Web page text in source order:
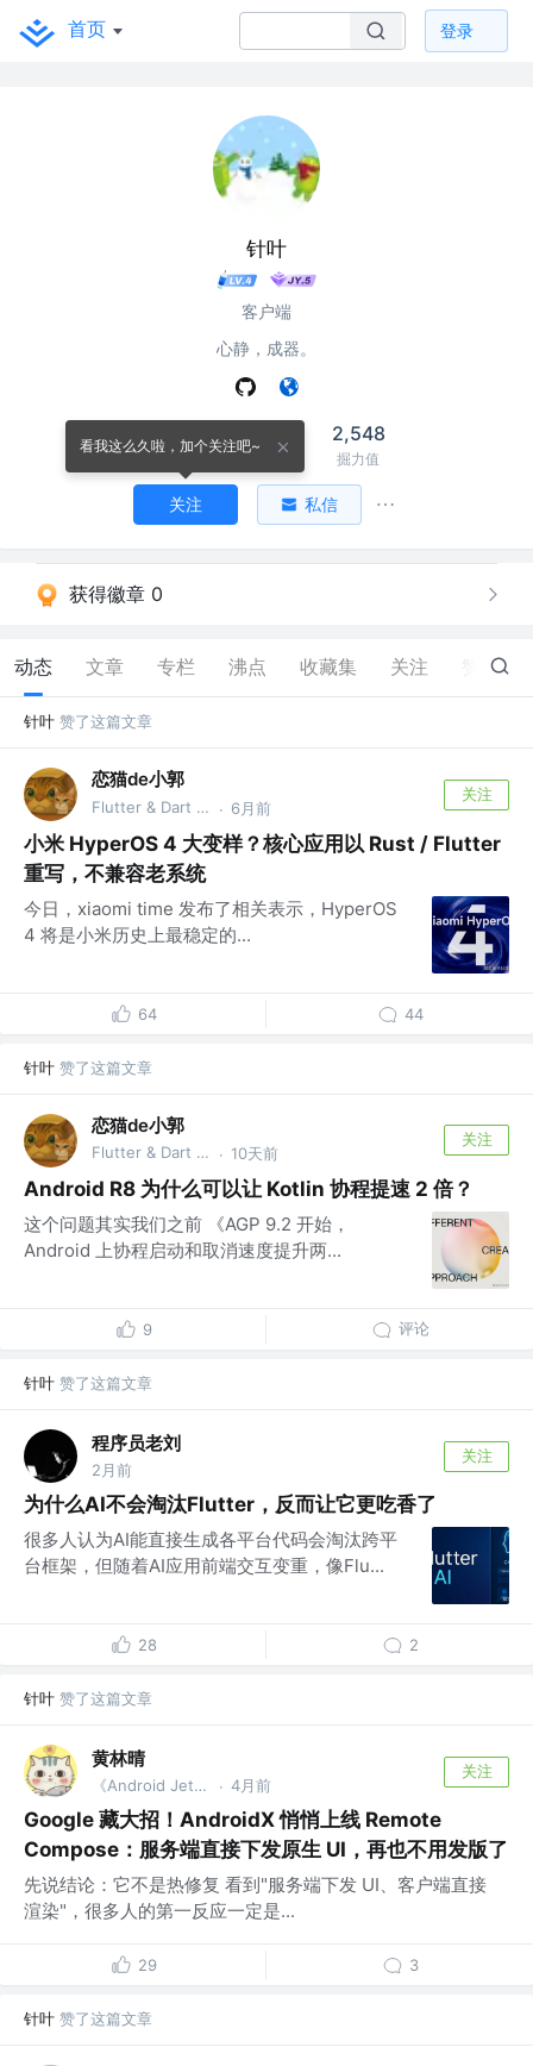
首页 登录
针叶
客户端
心静，成器。
45
关注 关注者
2,548
掘力值
看我这么久啦，加个关注吧~
关注 私信
获得徽章 0
动态 文章 专栏 沸点 收藏集 关注 1.1K
针叶 赞了这篇文章
恋猫de小郭
Flutter & Dart GDE @🏆 掘金签约作者 · 6月前
关注
小米 HyperOS 4 大变样？核心应用以 Rust / Flutter
重写，不兼容老系统
今日，xiaomi time 发布了相关表示，HyperOS
4 将是小米历史上最稳定的...
64 44
针叶 赞了这篇文章
恋猫de小郭
Flutter & Dart GDE @🏆 掘金签约作者 · 10天前
关注
Android R8 为什么可以让 Kotlin 协程提速 2 倍？
这个问题其实我们之前 《AGP 9.2 开始，
Android 上协程启动和取消速度提升两...
9 评论
针叶 赞了这篇文章
程序员老刘
2月前
关注
为什么AI不会淘汰Flutter，反而让它更吃香了
很多人认为AI能直接生成各平台代码会淘汰跨平
台框架，但随着AI应用前端交互变重，像Flu...
28 2
针叶 赞了这篇文章
黄林晴
《Android Jetpack开发：原理解析与应用实战》作者 · 4月前
关注
Google 藏大招！AndroidX 悄悄上线 Remote
Compose：服务端直接下发原生 UI，再也不用发版了
先说结论：它不是热修复 看到"服务端下发 UI、客户端直接
渲染"，很多人的第一反应一定是...
29 3
针叶 赞了这篇文章